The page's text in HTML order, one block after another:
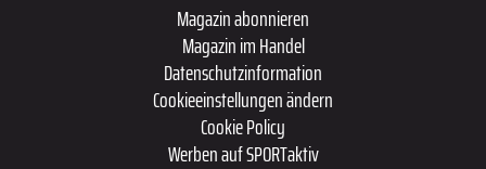
Magazin abonnieren
Magazin im Handel
Datenschutzinformation
Cookieeinstellungen ändern
Cookie Policy
Werben auf SPORTaktiv